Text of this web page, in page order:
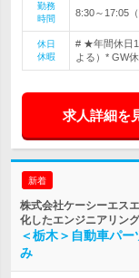
勤務
時間
8:30～17:05
休日
休暇
# ★年間休日
よる）* GW
求人詳細を
新着
株式会社ケーシーエス
化したエンジニアリン
＜栃木＞自動車パ
み